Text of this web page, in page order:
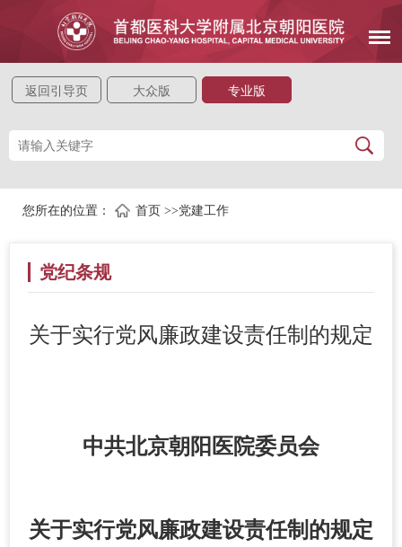
返回引导页 大众版 专业版
您所在的位置： 首页 >>党建工作
党纪条规
关于实行党风廉政建设责任制的规定
中共北京朝阳 医院委员会
关于实行党风廉政建设责任制的规定